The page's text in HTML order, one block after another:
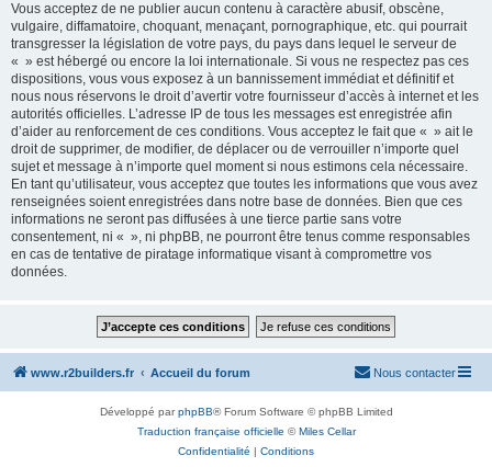
Vous acceptez de ne publier aucun contenu à caractère abusif, obscène,
vulgaire, diffamatoire, choquant, menaçant, pornographique, etc. qui pourrait
transgresser la législation de votre pays, du pays dans lequel le serveur de
« » est hébergé ou encore la loi internationale. Si vous ne respectez pas ces
dispositions, vous vous exposez à un bannissement immédiat et définitif et
nous nous réservons le droit d’avertir votre fournisseur d’accès à internet et les
autorités officielles. L’adresse IP de tous les messages est enregistrée afin
d’aider au renforcement de ces conditions. Vous acceptez le fait que « » ait le
droit de supprimer, de modifier, de déplacer ou de verrouiller n’importe quel
sujet et message à n’importe quel moment si nous estimons cela nécessaire.
En tant qu’utilisateur, vous acceptez que toutes les informations que vous avez
renseignées soient enregistrées dans notre base de données. Bien que ces
informations ne seront pas diffusées à une tierce partie sans votre
consentement, ni « », ni phpBB, ne pourront être tenus comme responsables
en cas de tentative de piratage informatique visant à compromettre vos
données.
www.r2builders.fr Accueil du forum Nous contacter
Développé parphpBB® Forum Software © phpBB Limited
Traduction française officielle ©Miles Cellar
Confidentialité | Conditions